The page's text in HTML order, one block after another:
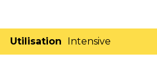
Utilisation Intensive